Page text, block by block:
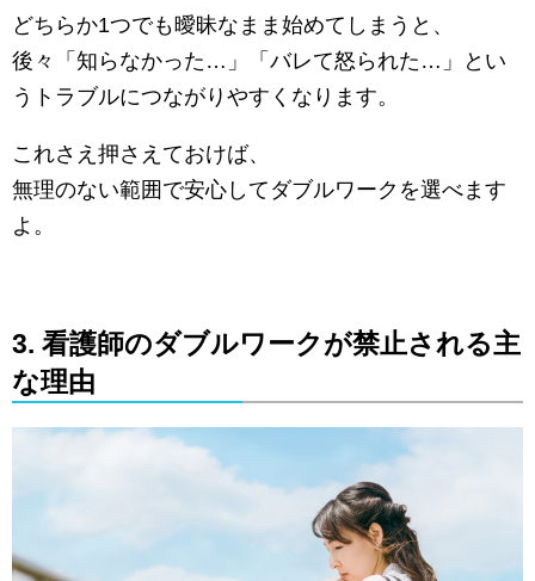
どちらか1つでも曖昧なまま始めてしまうと、
後々「知らなかった…」「バレて怒られた…」とい
うトラブルにつながりやすくなります。
これさえ押さえておけば、
無理のない範囲で安心してダブルワークを選べます
よ。
3. 看護師のダブルワークが禁止される主
な理由